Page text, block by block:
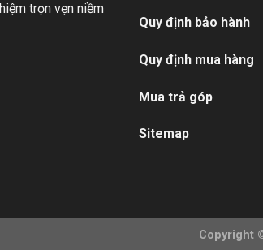
trọn vẹn niềm
Quy định bảo hành
Quy định mua hàng
Mua trả góp
Sitemap
Copyright